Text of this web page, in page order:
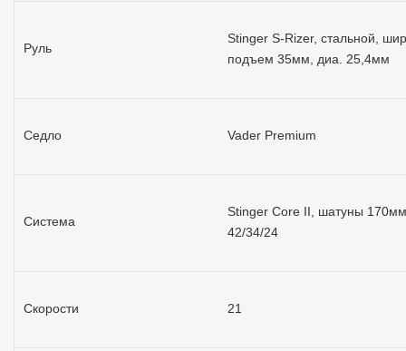
Руль
Stinger S-Rizer, стальной,
подъем 35мм, диа. 25,4мм
Седло Vader Premium
Система
Stinger Core II, шатуны
42/34/24
Скорости 21